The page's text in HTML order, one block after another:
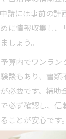
請には事前の計
に情報収集し、
しょう。
算内でワンラ
談もあり、書類
必要です。補助
必ず確認し、信
ことが安心です。